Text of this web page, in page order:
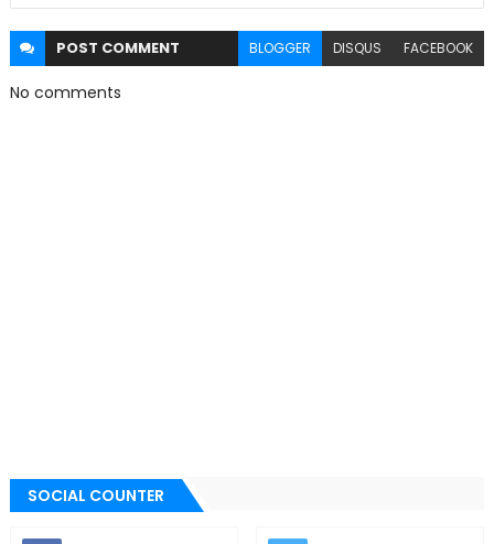
POST COMMENT BLOGGER DISQUS FACEBOOK
No comments
SOCIAL COUNTER